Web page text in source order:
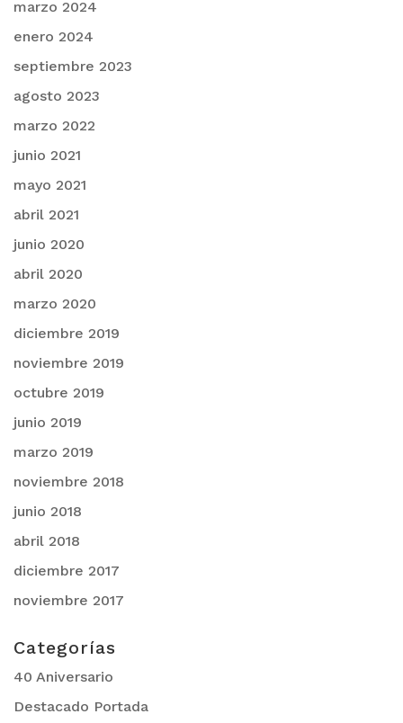
marzo 2024
enero 2024
septiembre 2023
agosto 2023
marzo 2022
junio 2021
mayo 2021
abril 2021
junio 2020
abril 2020
marzo 2020
diciembre 2019
noviembre 2019
octubre 2019
junio 2019
marzo 2019
noviembre 2018
junio 2018
abril 2018
diciembre 2017
noviembre 2017
Categorías
40 Aniversario
Destacado Portada